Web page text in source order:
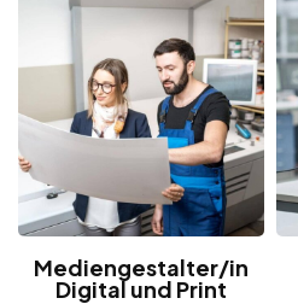
Mediengestalter/in
Digital und Print